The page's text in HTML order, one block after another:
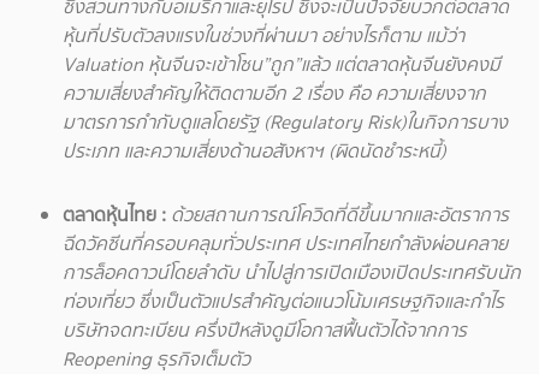
ซึ่งสวนทางกับอเมริกาและยุโรป ซึ่งจะเป็นปัจจัยบวกต่อตลาด
หุ้นที่ปรับตัวลงแรงในช่วงที่ผ่านมา อย่างไรก็ตาม แม้ว่า
Valuation หุ้นจีนจะเข้าโซน”ถูก”แล้ว แต่ตลาดหุ้นจีนยังคงมี
ความเสี่ยงสำคัญให้ติดตามอีก 2 เรื่อง คือ ความเสี่ยงจาก
มาตรการกำกับดูแลโดยรัฐ (Regulatory Risk)ในกิจการบาง
ประเภท และความเสี่ยงด้านอสังหาฯ (ผิดนัดชำระหนี้)
ตลาดหุ้นไทย : ด้วยสถานการณ์โควิดที่ดีขึ้นมากและอัตราการ
ฉีดวัคซีนที่ครอบคลุมทั่วประเทศ ประเทศไทยกำลังผ่อนคลาย
การล็อคดาวน์โดยลำดับ นำไปสู่การเปิดเมืองเปิดประเทศรับนัก
ท่องเที่ยว ซึ่งเป็นตัวแปรสำคัญต่อแนวโน้มเศรษฐกิจและกำไร
บริษัทจดทะเบียน ครึ่งปีหลังดูมีโอกาสฟื้นตัวได้จากการ
Reopening ธุรกิจเต็มตัว